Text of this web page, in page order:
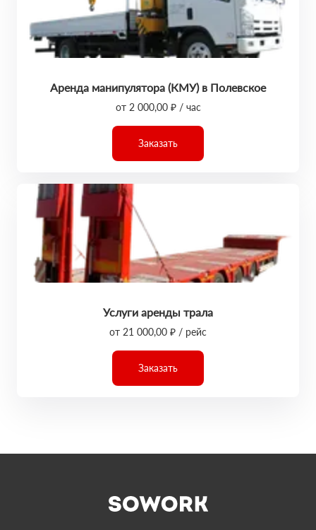
Аренда манипулятора (КМУ) в Полевское
от 2 000,00 ₽ / час
Заказать
Услуги аренды трала
от 21 000,00 ₽ / рейс
Заказать